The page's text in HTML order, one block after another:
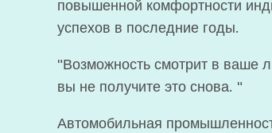
повышенной комфортности
успехов в последние годы.
"Возможность смотрит в ваше
вы не получите это снова. "
Автомобильная